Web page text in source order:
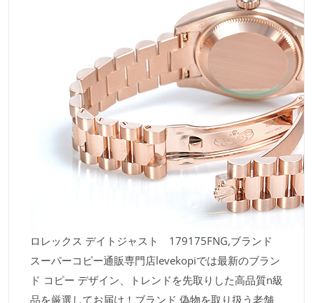
ロレックス デイトジャスト 179175FNG,ブランド
スーパーコピー通販専門店levekopiでは最新のブラン
ド コピー デザイン、トレンドを先取りした高品質n級
品を厳選してお届け！ブランド 偽物を取り扱う老舗